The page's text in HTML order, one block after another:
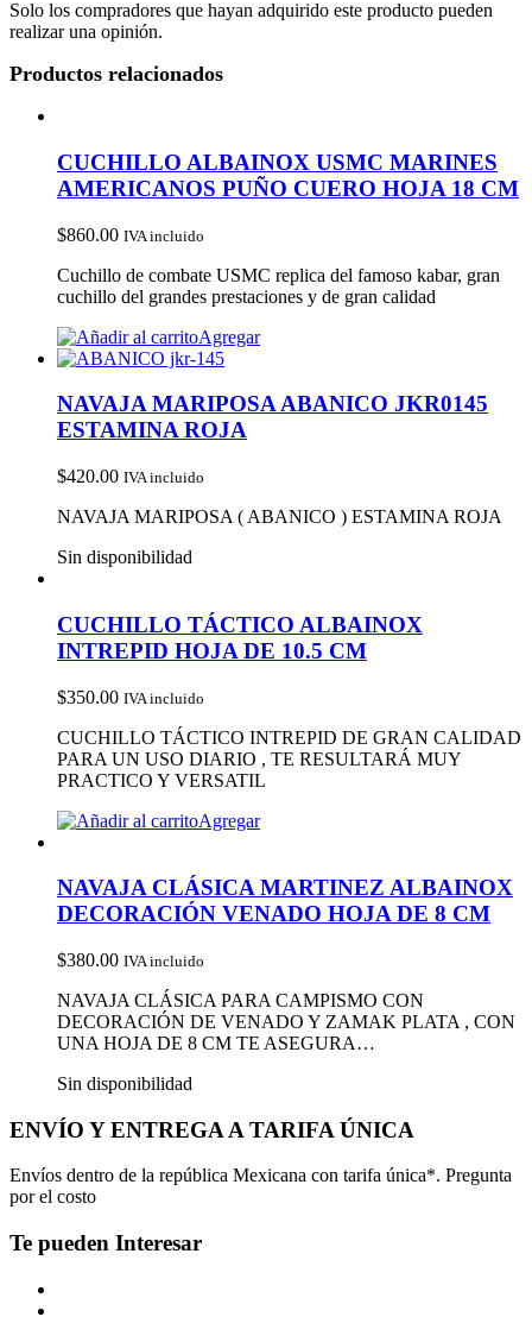
Solo los compradores que hayan adquirido este producto pueden
realizar una opinión.
Productos relacionados
CUCHILLO ALBAINOX USMC MARINES
AMERICANOS PUÑO CUERO HOJA 18 CM
$860.00 IVA incluido
Cuchillo de combate USMC replica del famoso kabar, gran
cuchillo del grandes prestaciones y de gran calidad
Agregar
NAVAJA MARIPOSA ABANICO JKR0145
ESTAMINA ROJA
$420.00 IVA incluido
NAVAJA MARIPOSA ( ABANICO ) ESTAMINA ROJA
Sin disponibilidad
CUCHILLO TÁCTICO ALBAINOX
INTREPID HOJA DE 10.5 CM
$350.00 IVA incluido
CUCHILLO TÁCTICO INTREPID DE GRAN CALIDAD
PARA UN USO DIARIO , TE RESULTARÁ MUY
PRACTICO Y VERSATIL
Agregar
NAVAJA CLÁSICA MARTINEZ ALBAINOX
DECORACIÓN VENADO HOJA DE 8 CM
$380.00 IVA incluido
NAVAJA CLÁSICA PARA CAMPISMO CON
DECORACIÓN DE VENADO Y ZAMAK PLATA , CON
UNA HOJA DE 8 CM TE ASEGURA…
Sin disponibilidad
ENVÍO Y ENTREGA A TARIFA ÚNICA
Envíos dentro de la república Mexicana con tarifa única*. Pregunta
por el costo
Te pueden Interesar